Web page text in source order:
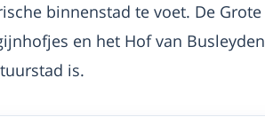
binnenstad te voet. De Grote
en het Hof van Busleyden
is.